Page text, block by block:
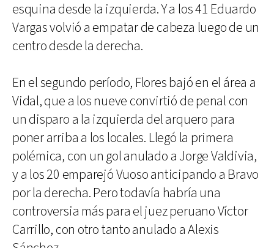
esquina desde la izquierda. Y a los 41 Eduardo
Vargas volvió a empatar de cabeza luego de un
centro desde la derecha.
En el segundo período, Flores bajó en el área a
Vidal, que a los nueve convirtió de penal con
un disparo a la izquierda del arquero para
poner arriba a los locales. Llegó la primera
polémica, con un gol anulado a Jorge Valdivia,
y a los 20 emparejó Vuoso anticipando a Bravo
por la derecha. Pero todavía habría una
controversia más para el juez peruano Víctor
Carrillo, con otro tanto anulado a Alexis